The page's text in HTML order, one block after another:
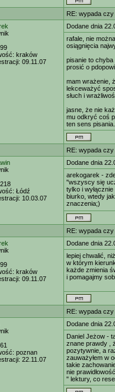
RE: wypada
99
kraków
09.11.07
Dodane dnia
rafale, nie
osiągnięcia
pisanie to chyba
prosić o
mam wrażenie,
lekceważyć
słuch i
jasne, że nie
mu odkryć coś
ten sens pisania.
RE: wypada
218
Łódź
10.03.07
Dodane dnia
arekogarek -
"wszyscy się
tylko i
biurko, wtedy
znaczenia;)
RE: wypada
99
kraków
09.11.07
Dodane dnia
lepiej chwalić,
w którym
każde zmienia
i pomagajmy
RE: wypada
61
poznan
22.11.07
Dodane dnia
Daniel Jeżow -
znane prawdy ,
pozytywnie, a
zauważyłem w
takie
nie
" lektury, co